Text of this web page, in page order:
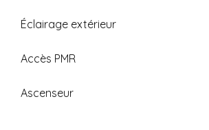
Éclairage extérieur
Accès PMR
Ascenseur